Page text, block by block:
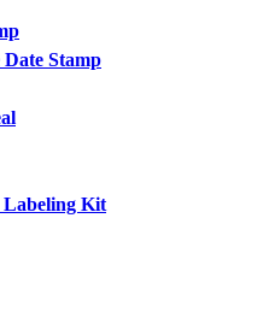
Date Stamp
Labeling Kit